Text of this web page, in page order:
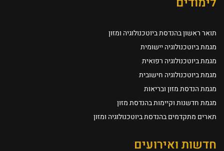
תואר ראשון בהנדסת ביוטכנולוגיה ומזון
מגמת ביוטכנולוגיה יישומית
מגמת ביוטכנולוגיה רפואית
מגמת ביוטכנולוגיה חישובית
מגמת הנדסת מזון ובריאות
מגמת חדשנות וקיימות בהנדסת מזון
תארים מתקדמים בהנדסת ביוטכנולוגיה ומזון
חדשות ואירועים